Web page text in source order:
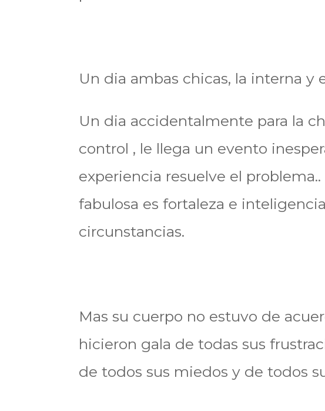
Un dia ambas chicas, la interna y
Un dia accidentalmente para la
control , le llega un evento
experiencia resuelve el
fabulosa es fortaleza e
circunstancias.
Mas su cuerpo no estuvo de
hicieron gala de todas sus
de todos sus miedos y de todos